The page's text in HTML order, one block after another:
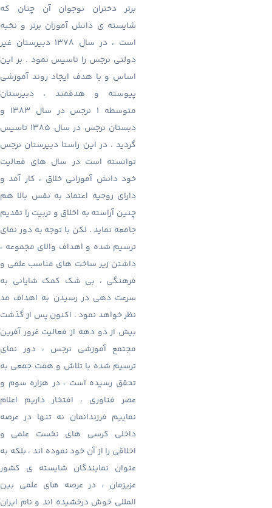
برتر دختران نوجوان آن چنان که
شایسته ی دانش آموزان برتر و نخبه
است ، در سال 1378 دبیرستان غیر
دولتی نرجس را تاسیس نمود . بر این
اساس و با هدف ایجاد روند آموزشی
پیوسته و هدفمند ، دبیرستان
متوسطه 1 نرجس در سال 1383 و
دبستان نرجس در سال 1385 تاسیس
گردید . در این راستا دبیرستان نرجس
توانسته است در سال های فعالیت
خود دانش آموزانی خلاق ، کار آمد و
دارای روحیه اعتماد به نفس بالا هم
چنین آراسته به اخلاق و تربیت را تقدیم
جامعه نماید . لکن با توجه به دور نمای
ترسیم شده و اهداف والای مجموعه ،
داشتن زیر ساخت های مناسب علمی و
فرهنگی ، بی شک کمک شایانی به
سرعت دهی در رسیدن به اهداف مد
نظر خواهد نمود . اکنون پس از گذشت
بیش از دو دهه از فعالیت غرور آفرین
مجتمع آموزشی نرجس ، دور نمای
ترسیم شده با تلاش و همت جمعی به
تحقق رسیده است ، در هزاره سوم و
عصر فناوری ، افتخار داریم اعلام
نماییم فرزندانمان نه تنها در عرصه
داخلی کرسی های نخست علمی و
اخلاقی را از آن خود نموده اند ، بلکه به
عنوان نمایندگان شایسته ی کشور
عزیزمان ، در عرصه های علمی بین
المللی خوش درخشیده اند و نام ایران